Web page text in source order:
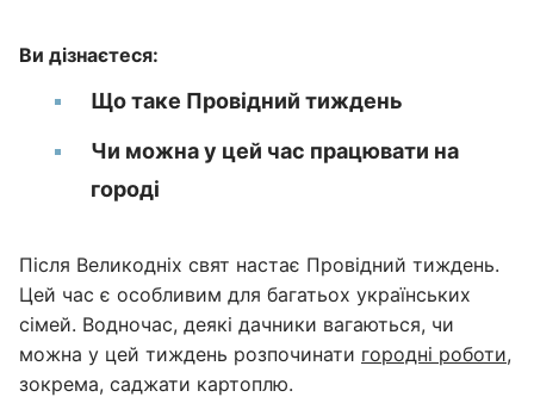
Ви дізнаєтеся:
Що таке Провідний тиждень
Чи можна у цей час працювати на
городі
Після Великодніх свят настає Провідний тиждень.
Цей час є особливим для багатьох українських
сімей. Водночас, деякі дачники вагаються, чи
можна у цей тиждень розпочинати городні роботи,
зокрема, саджати картоплю.